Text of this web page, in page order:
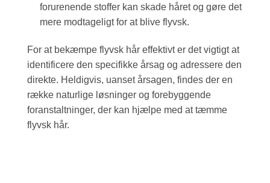
forurenende stoffer kan skade håret og gøre det
mere modtageligt for at blive flyvsk.
For at bekæmpe flyvsk hår effektivt er det vigtigt at
identificere den specifikke årsag og adressere den
direkte. Heldigvis, uanset årsagen, findes der en
række naturlige løsninger og forebyggende
foranstaltninger, der kan hjælpe med at tæmme
flyvsk hår.